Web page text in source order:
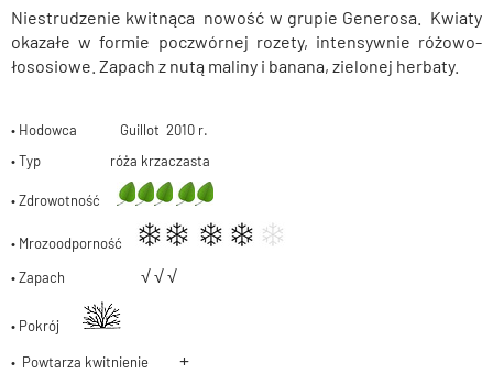
Niestrudzenie kwitnąca nowość w grupie Generosa. Kwiaty
okazałe w formie poczwórnej rozety, intensywnie różowo-
łososiowe. Zapach z nutą maliny i banana, zielonej herbaty.
• Hodowca Guillot 2010 r.
• Typ róża krzaczasta
• Zdrowotność
• Mrozoodporność
• Zapach √√√
• Pokrój
• Powtarza kwitnienie +